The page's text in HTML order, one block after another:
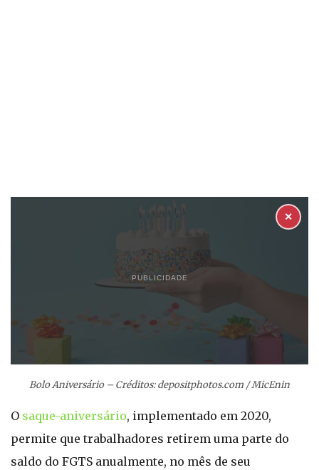
PUBLICIDADE
✕
Bolo Aniversário – Créditos: depositphotos.com / MicEnin
O saque-aniversário, implementado em 2020,
permite que trabalhadores retirem uma parte do
saldo do FGTS anualmente, no mês de seu